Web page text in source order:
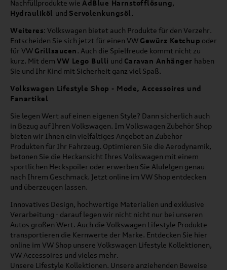
Nachfüllprodukte wie AdBlue Harnstofflösung,
Hydrauliköl und Servolenkungsöl.
Weiteres: Volkswagen bietet auch Produkte für den Verzehr.
Entscheiden Sie sich jetzt für einen VW Gewürz Ketchup oder
für VW Grillsaucen. Auch die Spielfreude kommt nicht zu
kurz. Mit dem VW Lego Bulli und Caravan Anhänger haben
Sie und Ihr Kind mit Sicherheit ganz viel Spaß.
Volkswagen Lifestyle Shop - Mode, Accessoires und
Fanartikel
Sie legen Wert auf einen eigenen Style? Dann sicherlich auch
in Bezug auf Ihren Volkswagen. Im Volkswagen Zubehör Shop
bieten wir Ihnen ein vielfältiges Angebot an Zubehör
Produkten für Ihr Fahrzeug. Optimieren Sie die Aerodynamik,
betonen Sie die Heckansicht Ihres Volkswagen mit einem
sportlichen Heckspoiler oder erwerben Sie Alufelgen genau
nach Ihrem Geschmack. Jetzt online im VW Shop entdecken
und überzeugen lassen.
Innovatives Design, hochwertige Materialien und exklusive
Verarbeitung - darauf legen wir nicht nicht nur bei unseren
Autos großen Wert. Auch die Volkswagen Lifestyle Produkte
transportieren die Kernwerte der Marke. Entdecken Sie hier
online im VW Shop unsere Volkswagen Lifestyle Kollektionen,
VW Accessoires und vieles mehr.
Unsere Lifestyle Kollektionen. Unsere anziehenden Beweise